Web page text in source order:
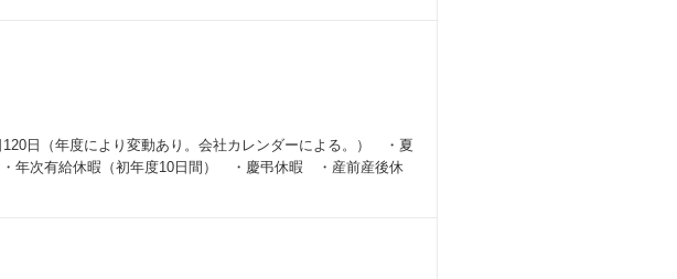
日（年度により変動あり。会社カレンダーによる。） ・夏
年次有給休暇（初年度10日間） ・慶弔休暇 ・産前産後休